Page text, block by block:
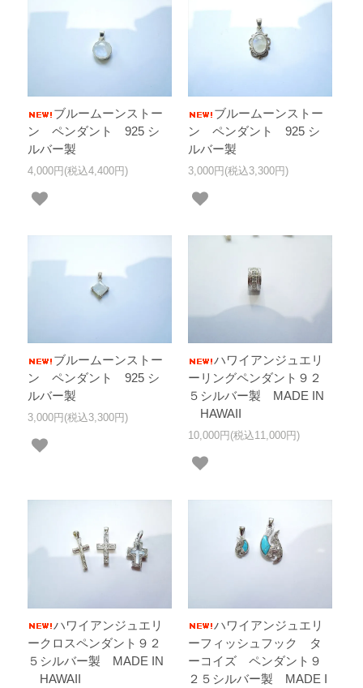
ブルームーンストー
ン ペンダント 925 シ
ルバー製
4,000円(税込4,400円)
ブルームーンストー
ン ペンダント 925 シ
ルバー製
3,000円(税込3,300円)
ブルームーンストー
ン ペンダント 925 シ
ルバー製
3,000円(税込3,300円)
ハワイアンジュエリ
ーリングペンダント９２
５シルバー製 MADE IN
HAWAII
10,000円(税込11,000円)
ハワイアンジュエリ
ークロスペンダント９２
５シルバー製 MADE IN
HAWAII
ハワイアンジュエリ
ーフィッシュフック タ
ーコイズ ペンダント９
２５シルバー製 MADE I